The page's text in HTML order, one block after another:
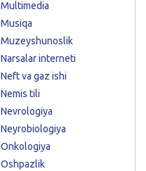
Multimedia
Musiqa
Muzeyshunoslik
Narsalar interneti
Neft va gaz ishi
Nemis tili
Nevrologiya
Neyrobiologiya
Onkologiya
Oshpazlik